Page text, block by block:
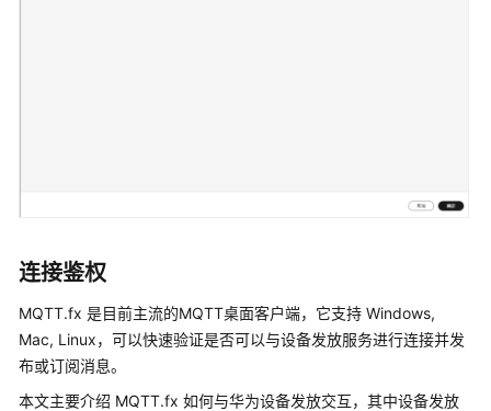
连接鉴权
MQTT.fx 是目前主流的MQTT桌面客户端，它支持 Windows,
Mac, Linux，可以快速验证是否可以与设备发放服务进行连接并发
布或订阅消息。
本文主要介绍 MQTT.fx 如何与华为设备发放交互，其中设备发放